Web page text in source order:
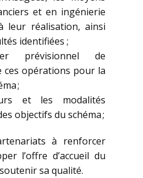
et en ingénierie
leur réalisation, ainsi
identifiées ;
prévisionnel de
ces opérations pour la
;
et les modalités
objectifs du schéma ;
à renforcer
l’offre d’accueil du
sa qualité.